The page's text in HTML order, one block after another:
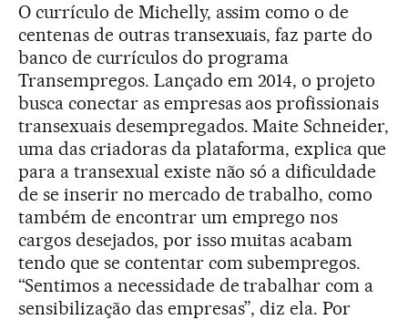
O currículo de Michelly, assim como o de
centenas de outras transexuais, faz parte do
banco de currículos do programa
Transempregos. Lançado em 2014, o projeto
busca conectar as empresas aos profissionais
transexuais desempregados. Maite Schneider,
uma das criadoras da plataforma, explica que
para a transexual existe não só a dificuldade
de se inserir no mercado de trabalho, como
também de encontrar um emprego nos
cargos desejados, por isso muitas acabam
tendo que se contentar com subempregos.
“Sentimos a necessidade de trabalhar com a
sensibilização das empresas”, diz ela. Por